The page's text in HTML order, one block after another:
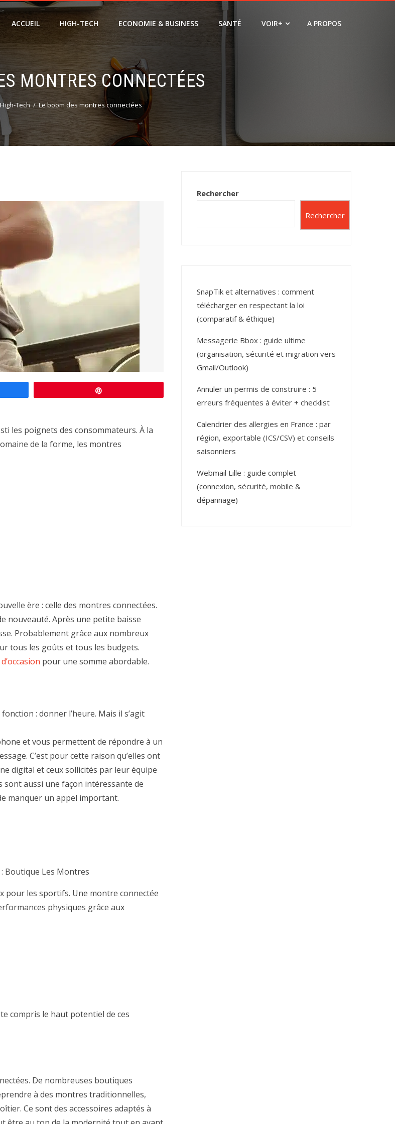
ACCUEIL HIGH-TECH ECONOMIE & BUSINESS SANTÉ VOIR+ A PROPOS
MONTRES CONNECTÉES
High-Tech Le boom des montres connectées
les poignets des consommateurs. À la
de la forme, les montres
ère : celle des montres connectées.
nouveauté. Après une petite baisse
Probablement grâce aux nombreux
tous les goûts et tous les budgets.
pour une somme abordable.
: donner l’heure. Mais il s’agit
et vous permettent de répondre à un
C’est pour cette raison qu’elles ont
digital et ceux sollicités par leur équipe
sont aussi une façon intéressante de
manquer un appel important.
: Boutique Les Montres
pour les sportifs. Une montre connectée
physiques grâce aux
compris le haut potentiel de ces
De nombreuses boutiques
à des montres traditionnelles,
Ce sont des accessoires adaptés à
Rechercher
Rechercher
SnapTik et alternatives : comment
télécharger en respectant la loi
(comparatif & éthique)
Messagerie Bbox : guide ultime
(organisation, sécurité et migration vers
Gmail/Outlook)
Annuler un permis de construire : 5
erreurs fréquentes à éviter + checklist
Calendrier des allergies en France : par
région, exportable (ICS/CSV) et conseils
saisonniers
Webmail Lille : guide complet
(connexion, sécurité, mobile &
dépannage)